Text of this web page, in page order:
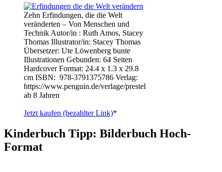
Zehn Erfindungen, die die Welt
veränderten – Von Menschen und
Technik Autor/in : Ruth Amos, Stacey
Thomas Illustrator/in: Stacey Thomas
Übersetzer: Ute Löwenberg bunte
Illustrationen Gebunden: 64 Seiten
Hardcover Format: 24.4 x 1.3 x 29.8
cm ISBN: ‎ 978-3791375786 Verlag:
https://www.penguin.de/verlage/prestel
ab 8 Jahren
Jetzt kaufen (bezahlter Link)*
Kinderbuch Tipp: Bilderbuch Hoch-
Format